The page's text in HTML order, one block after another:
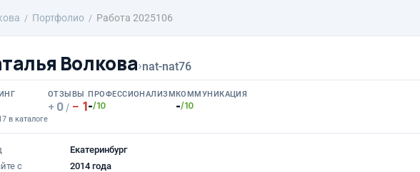
Портфолио Работа 2025106
Волкова›nat-nat76
в каталоге
ОТЗЫВЫ
0 / 1
ПРОФЕССИОНАЛИЗМ
-/10
КОММУНИКАЦИЯ
-/10
Екатеринбург
с
2014 года